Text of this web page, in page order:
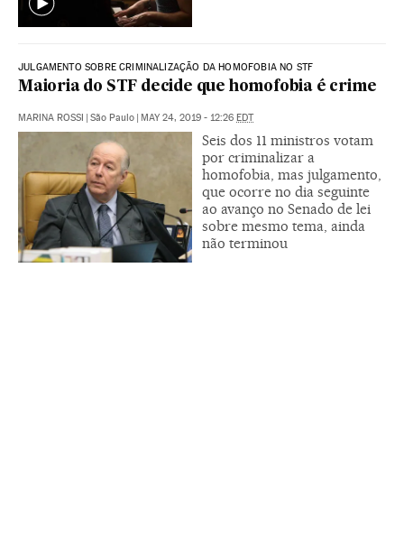
JULGAMENTO SOBRE CRIMINALIZAÇÃO DA HOMOFOBIA NO STF
Maioria do STF decide que homofobia é crime
MARINA ROSSI São Paulo MAY 24, 2019 - 12:26 EDT
Seis dos 11 ministros votam
por criminalizar a
homofobia, mas julgamento,
que ocorre no dia seguinte
ao avanço no Senado de lei
sobre mesmo tema, ainda
não terminou